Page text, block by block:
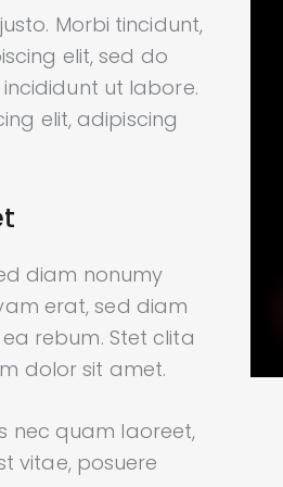
Morbi tincidunt,
elit, sed do
ut labore.
elit, adipiscing
diam nonumy
erat, sed diam
rebum. Stet clita
dolor sit amet.
nec quam laoreet,
vitae, posuere